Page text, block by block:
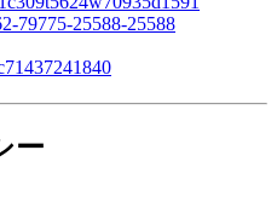
79775-25588-25588
ー